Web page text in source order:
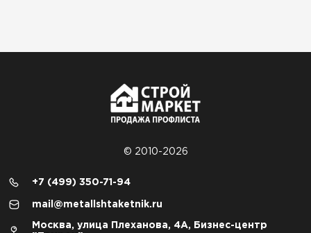
© 2010-2026
+7 (499) 350-71-94
mail@metallshtaketnik.ru
Москва, улица Плеханова, 4А, Бизнес-центр